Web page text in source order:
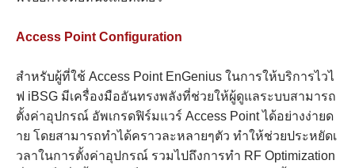
Access Point Configuration
สำหรับผู้ที่ใช้ Access Point EnGenius ในการให้บริการไวไ
ฟ iBSG มีเครื่องมืออันทรงพลังที่ช่วยให้ผู้ดูแลระบบสามารถ
ตั้งค่าอุปกรณ์ อัพเกรดฟิร์มแวร์ Access Point ได้อย่างง่ายด
าย โดยสามารถทำได้คราวละหลายๆตัว ทำให้ช่วยประหยัดเ
วลาในการตั้งค่าอุปกรณ์ รวมไปถึงการทำ RF Optimization